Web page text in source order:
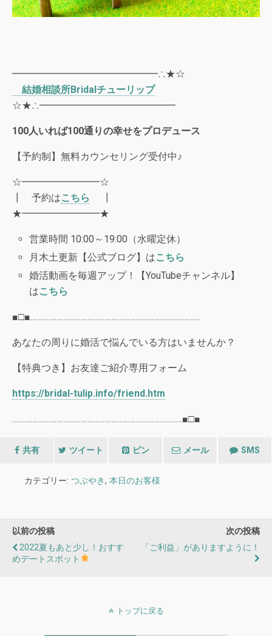
━━━━━━━━━━━━━━━∴★☆
結婚相談所Bridalチューリップ
☆★∴━━━━━━━━━━━━━━
100人いれば100通りの幸せをプロデュース
【予約制】無料カウンセリング受付中♪
☆━━━━━━━━☆
┃ 予約はこちら
★━━━━━━━━★
営業時間 10:00～19:00（水曜定休）
月木土更新【公式ブログ】はこちら
婚活動画を毎週アップ！【YouTubeチャンネル】
はこちら
■□■…………………………………………………………………………
あなたの周りに婚活で悩んでいる方はいませんか？
【特典つき】お友達ご紹介専用フォーム
https://bridal-tulip.info/friend.htm
…………………………………………………………………………■□■
共有 ツイート ピン メール SMS
カテゴリー: つぶやき, 本日のお客様
以前の投稿
2022夏もあと少し！おすす
めデートスポット
次の投稿
「ご利益」がありますように！
トップに戻る